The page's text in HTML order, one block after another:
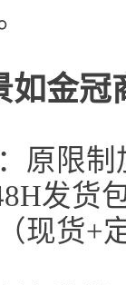
如金
原限
发货
现货+